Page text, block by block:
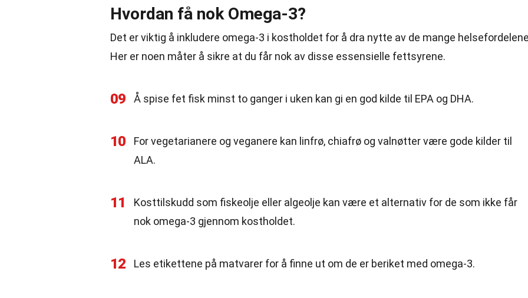
Hvordan få nok Omega-3?
Det er viktig å inkludere omega-3 i kostholdet for å dra nytte av de mange
Her er noen måter å sikre at du får nok av disse essensielle fettsyrene.
09 Å spise fet fisk minst to ganger i uken kan gi en god kilde til EPA og DHA.
10
For vegetarianere og veganere kan linfrø, chiafrø og valnøtter være gode kilder til
ALA.
11
Kosttilskudd som fiskeolje eller algeolje kan være et alternativ for de som ikke får
nok omega-3 gjennom kostholdet.
12 Les etikettene på matvarer for å finne ut om de er beriket med omega-3.